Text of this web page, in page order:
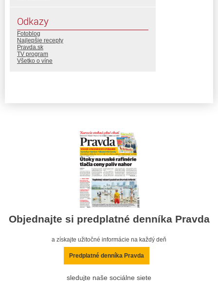
Odkazy
Fotoblog
Najlepšie recepty
Pravda.sk
TV program
Všetko o víne
Objednajte si predplatné denníka Pravda
a získajte užitočné informácie na každý deň
Predplatné denníka Pravda
sledujte naše sociálne siete